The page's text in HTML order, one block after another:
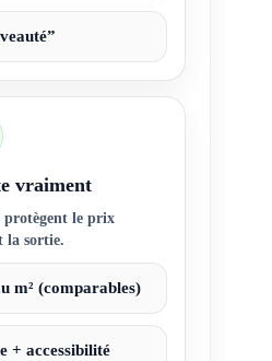
vraiment
protègent le prix
la sortie.
m² (comparables)
+ accessibilité